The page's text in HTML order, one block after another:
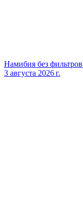
Намибия без
3 августа 2026 г.